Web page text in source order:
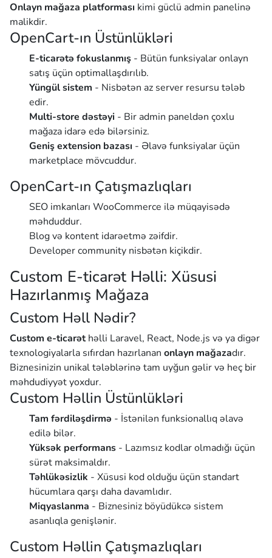
Onlayn mağaza platforması kimi güclü admin panelinə
malikdir.
OpenCart-ın Üstünlükləri
E-ticarətə fokuslanmış - Bütün funksiyalar onlayn
satış üçün optimallaşdırılıb.
Yüngül sistem - Nisbətən az server resursu tələb
edir.
Multi-store dəstəyi - Bir admin paneldən çoxlu
mağaza idarə edə bilərsiniz.
Geniş extension bazası - Əlavə funksiyalar üçün
marketplace mövcuddur.
OpenCart-ın Çatışmazlıqları
SEO imkanları WooCommerce ilə müqayisədə
məhduddur.
Blog və kontent idarəetmə zəifdir.
Developer community nisbətən kiçikdir.
Custom E-ticarət Həlli: Xüsusi
Hazırlanmış Mağaza
Custom Həll Nədir?
Custom e-ticarəthəlli Laravel, React, Node.js və ya digər
texnologiyalarla sıfırdan hazırlanan onlayn mağazadır.
Biznesinizin unikal tələblərinə tam uyğun gəlir və heç bir
məhdudiyyət yoxdur.
Custom Həllin Üstünlükləri
Tam fərdiləşdirmə - İstənilən funksionallıq əlavə
edilə bilər.
Yüksək performans - Lazımsız kodlar olmadığı üçün
sürət maksimaldır.
Təhlükəsizlik - Xüsusi kod olduğu üçün standart
hücumlara qarşı daha davamlıdır.
Miqyaslanma - Biznesiniz böyüdükcə sistem
asanlıqla genişlənir.
Custom Həllin Çatışmazlıqları